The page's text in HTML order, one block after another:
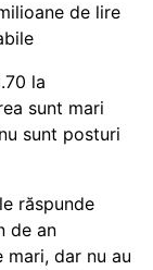
de lire
la
sunt mari
sunt posturi
răspunde
de an
dar nu au